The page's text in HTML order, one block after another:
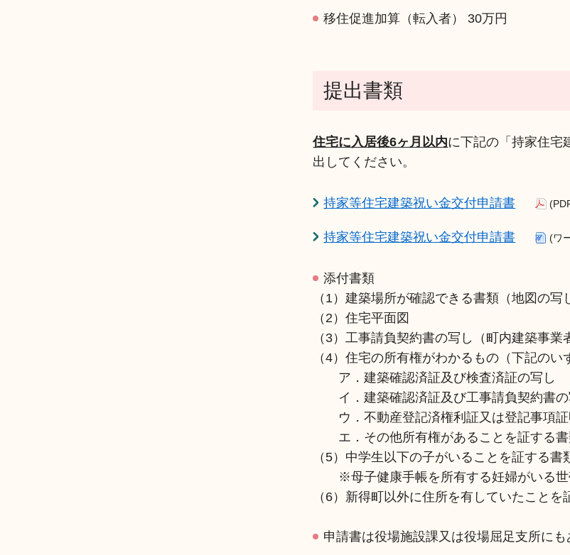
移住促進加算（転入者） 30万円
提出書類
住宅に入居後6ヶ月以内に下記の「持家住宅
出してください。
持家等住宅建築祝い金交付申請書
持家等住宅建築祝い金交付申請書 (ワ
添付書類
（1）建築場所が確認できる書類（地図の写
（2）住宅平面図
（3）工事請負契約書の写し（町内建築事業
（4）住宅の所有権がわかるもの（下記のい
ア．建築確認済証及び検査済証の写し
イ．建築確認済証及び工事請負契約書の
ウ．不動産登記済権利証又は登記事項証
エ．その他所有権があることを証する
（5）中学生以下の子がいることを証する
※母子健康手帳を所有する妊婦がいる世
（6）新得町以外に住所を有していたこと
申請書は役場施設課又は役場屈足支所にも